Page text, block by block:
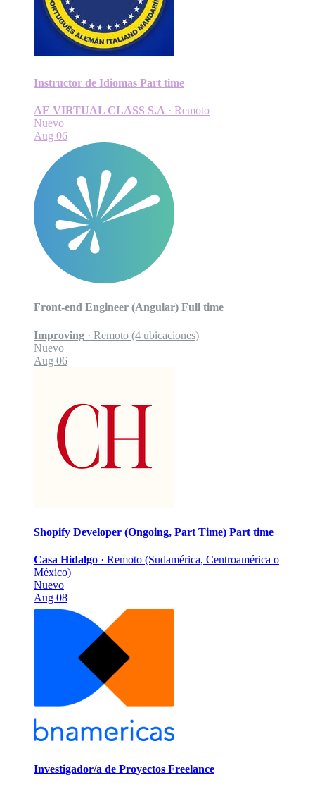
Instructor de Idiomas Part time
AE VIRTUAL CLASS S.A · Remoto
Nuevo
Aug 06
Front-end Engineer (Angular) Full time
Improving · Remoto (4 ubicaciones)
Nuevo
Aug 06
Shopify Developer (Ongoing, Part Time) Part time
Casa Hidalgo · Remoto (Sudamérica, Centroamérica o
México)
Nuevo
Aug 08
Investigador/a de Proyectos Freelance